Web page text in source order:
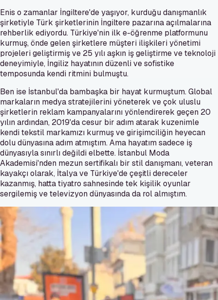
Enis o zamanlar İngiltere'de yaşıyor, kurduğu danışmanlık
şirketiyle Türk şirketlerinin İngiltere pazarına açılmalarına
rehberlik ediyordu. Türkiye'nin ilk e-öğrenme platformunu
kurmuş, önde gelen şirketlere müşteri ilişkileri yönetimi
projeleri geliştirmiş ve 25 yılı aşkın iş geliştirme ve teknoloji
deneyimiyle, İngiliz hayatının düzenli ve sofistike
temposunda kendi ritmini bulmuştu.
Ben ise İstanbul'da bambaşka bir hayat kurmuştum. Global
markaların medya stratejilerini yöneterek ve çok uluslu
şirketlerin reklam kampanyalarını yönlendirerek geçen 20
yılın ardından, 2019'da cesur bir adım atarak kuzenimle
kendi tekstil markamızı kurmuş ve girişimciliğin heyecan
dolu dünyasına adım atmıştım. Ama hayatım sadece iş
dünyasıyla sınırlı değildi elbette. İstanbul Moda
Akademisi'nden mezun sertifikalı bir stil danışmanı, veteran
kayakçı olarak, İtalya ve Türkiye'de çeşitli dereceler
kazanmış, hatta tiyatro sahnesinde tek kişilik oyunlar
sergilemiş ve televizyon dünyasında da rol almıştım.